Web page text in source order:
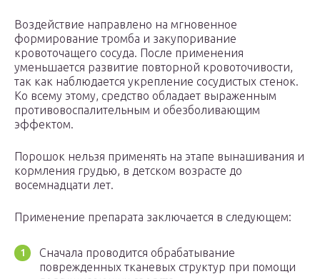
Воздействие направлено на мгновенное
формирование тромба и закупоривание
кровоточащего сосуда. После применения
уменьшается развитие повторной кровоточивости,
так как наблюдается укрепление сосудистых стенок.
Ко всему этому, средство обладает выраженным
противовоспалительным и обезболивающим
эффектом.
Порошок нельзя применять на этапе вынашивания и
кормления грудью, в детском возрасте до
восемнадцати лет.
Применение препарата заключается в следующем:
Сначала проводится обрабатывание
поврежденных тканевых структур при помощи